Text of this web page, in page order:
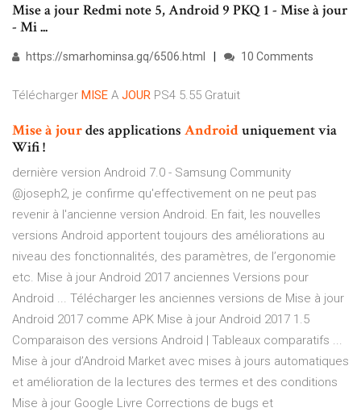
Mise a jour Redmi note 5, Android 9 PKQ 1 - Mise à jour
- Mi ...
https://smarhominsa.gq/6506.html 10 Comments
Télécharger MISE A JOUR PS4 5.55 Gratuit
Miseà jourdes applications Androiduniquement via
Wifi !
dernière version Android 7.0 - Samsung Community
@joseph2, je confirme qu'effectivement on ne peut pas
revenir à l'ancienne version Android. En fait, les nouvelles
versions Android apportent toujours des améliorations au
niveau des fonctionnalités, des paramètres, de l’ergonomie
etc. Mise à jour Android 2017 anciennes Versions pour
Android ... Télécharger les anciennes versions de Mise à jour
Android 2017 comme APK Mise à jour Android 2017 1.5
Comparaison des versions Android | Tableaux comparatifs ...
Mise à jour d’Android Market avec mises à jours automatiques
et amélioration de la lectures des termes et des conditions
Mise à jour Google Livre Corrections de bugs et